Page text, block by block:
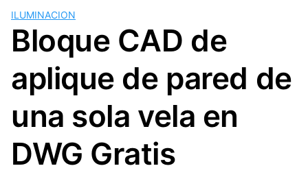
ILUMINACION
Bloque CAD de
aplique de pared de
una sola vela en
DWG Gratis